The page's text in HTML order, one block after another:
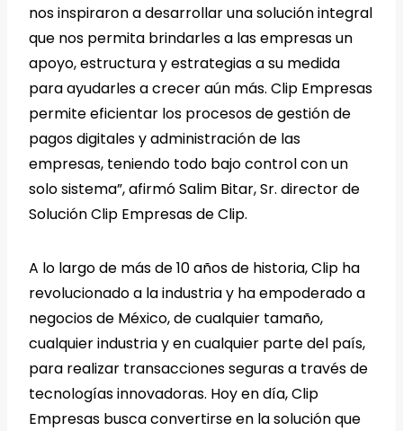
nos inspiraron a desarrollar una solución integral
que nos permita brindarles a las empresas un
apoyo, estructura y estrategias a su medida
para ayudarles a crecer aún más. Clip Empresas
permite eficientar los procesos de gestión de
pagos digitales y administración de las
empresas, teniendo todo bajo control con un
solo sistema”, afirmó Salim Bitar, Sr. director de
Solución Clip Empresas de Clip.
A lo largo de más de 10 años de historia, Clip ha
revolucionado a la industria y ha empoderado a
negocios de México, de cualquier tamaño,
cualquier industria y en cualquier parte del país,
para realizar transacciones seguras a través de
tecnologías innovadoras. Hoy en día, Clip
Empresas busca convertirse en la solución que